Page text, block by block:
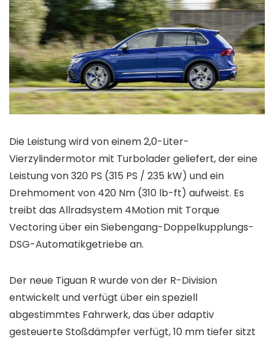
Die Leistung wird von einem 2,0-Liter-
Vierzylindermotor mit Turbolader geliefert, der eine
Leistung von 320 PS (315 PS / 235 kW) und ein
Drehmoment von 420 Nm (310 lb-ft) aufweist. Es
treibt das Allradsystem 4Motion mit Torque
Vectoring über ein Siebengang-Doppelkupplungs-
DSG-Automatikgetriebe an.
Der neue Tiguan R wurde von der R-Division
entwickelt und verfügt über ein speziell
abgestimmtes Fahrwerk, das über adaptiv
gesteuerte Stoßdämpfer verfügt, 10 mm tiefer sitzt